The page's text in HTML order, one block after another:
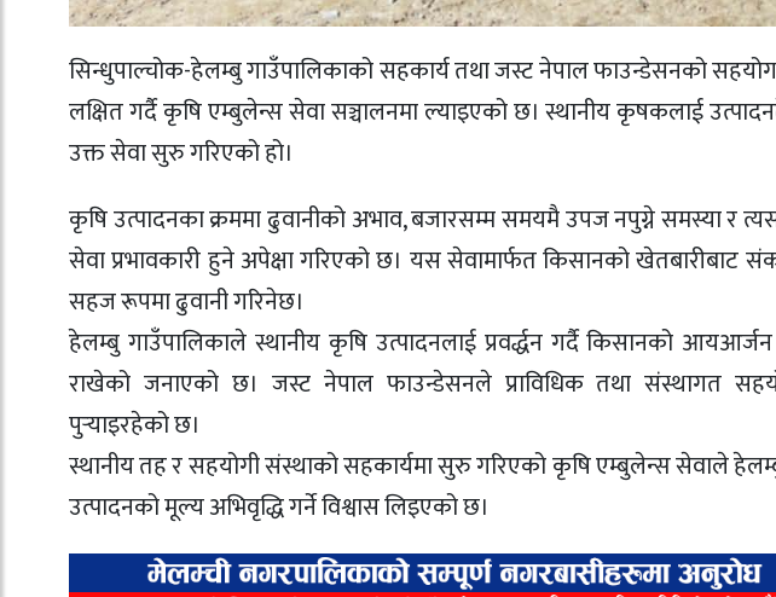
सिन्धुपाल्चोक-हेलम्बु गाउँपालिकाको सहकार्य तथा जस्ट नेपाल फाउन्डेसनको
लक्षित गर्दै कृषि एम्बुलेन्स सेवा सञ्चालनमा ल्याइएको छ। स्थानीय कृषकलाई
उक्त सेवा सुरु गरिएको हो।
कृषि उत्पादनका क्रममा ढुवानीको अभाव, बजारसम्म समयमै उपज नपुग्ने समस्या र
सेवा प्रभावकारी हुने अपेक्षा गरिएको छ। यस सेवामार्फत किसानको खेतबारीबाट
सहज रूपमा ढुवानी गरिनेछ।
हेलम्बु गाउँपालिकाले स्थानीय कृषि उत्पादनलाई प्रवर्द्धन गर्दै किसानको
राखेको जनाएको छ। जस्ट नेपाल फाउन्डेसनले प्राविधिक तथा संस्थागत
पुर्‍याइरहेको छ।
स्थानीय तह र सहयोगी संस्थाको सहकार्यमा सुरु गरिएको कृषि एम्बुलेन्स सेवाले
उत्पादनको मूल्य अभिवृद्धि गर्ने विश्वास लिइएको छ।